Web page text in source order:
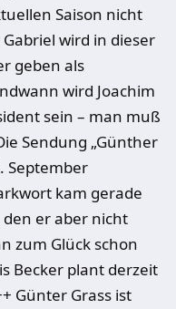
Saison nicht
wird in dieser
geben als
wird Joachim
sein – man muß
Sendung „Günther
September
kam gerade
er aber nicht
zum Glück schon
Becker plant derzeit
Günter Grass ist